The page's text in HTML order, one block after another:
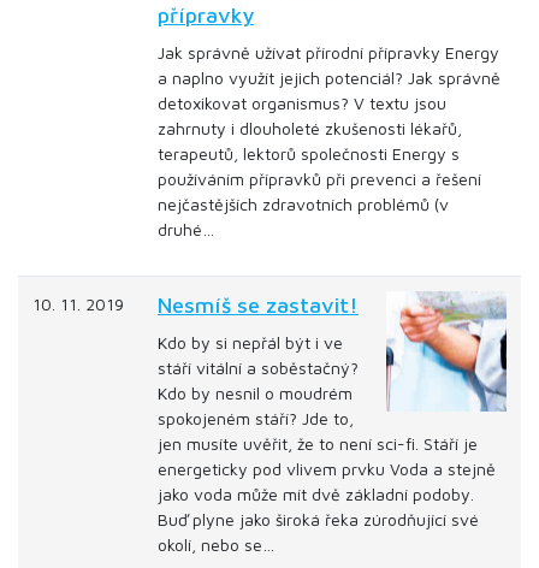
přípravky
Jak správně užívat přírodní přípravky Energy
a naplno využít jejich potenciál? Jak správně
detoxikovat organismus? V textu jsou
zahrnuty i dlouholeté zkušenosti lékařů,
terapeutů, lektorů společnosti Energy s
používáním přípravků při prevenci a řešení
nejčastějších zdravotních problémů (v
druhé…
10. 11. 2019 Nesmíš se zastavit!
Kdo by si nepřál být i ve
stáří vitální a soběstačný?
Kdo by nesnil o moudrém
spokojeném stáří? Jde to,
jen musíte uvěřit, že to není sci-fi. Stáří je
energeticky pod vlivem prvku Voda a stejně
jako voda může mít dvě základní podoby.
Buď plyne jako široká řeka zúrodňující své
okolí, nebo se…